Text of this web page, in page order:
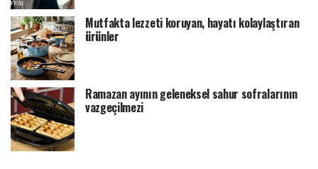
Mutfakta lezzeti koruyan, hayatı kolaylaştıran
ürünler
Ramazan ayının geleneksel sahur sofralarının
vazgeçilmezi